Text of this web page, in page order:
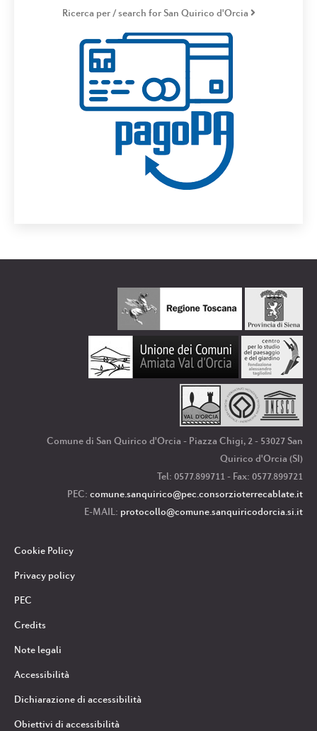
Ricerca per / search for San Quirico d'Orcia
Comune di San Quirico d'Orcia - Piazza Chigi, 2 - 53027 San
Quirico d'Orcia (SI)
Tel: 0577.899711 - Fax: 0577.899721
PEC: comune.sanquirico@pec.consorzioterrecablate.it
E-MAIL: protocollo@comune.sanquiricodorcia.si.it
Cookie Policy
Privacy policy
PEC
Credits
Note legali
Accessibilità
Dichiarazione di accessibilità
Obiettivi di accessibilità